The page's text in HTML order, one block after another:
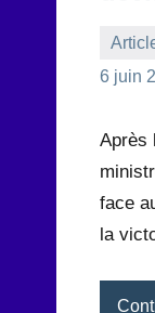
6 juin
la
2
Après
face
la